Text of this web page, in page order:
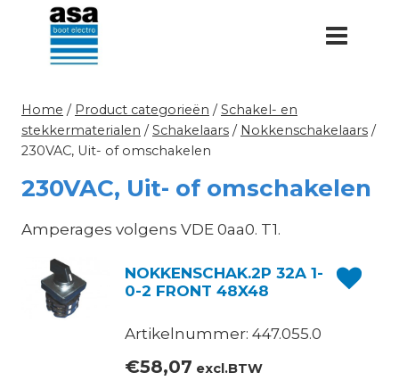
Doorgaan
inhoud
Home / Product categorieën / Schakel- en
stekkermaterialen / Schakelaars / Nokkenschakelaars /
230VAC, Uit- of omschakelen
230VAC, Uit- of omschakelen
Amperages volgens VDE 0aa0. T1.
NOKKENSCHAK.2P 32A 1-
0-2 FRONT 48X48
Artikelnummer: 447.055.0
€58,07 excl.BTW